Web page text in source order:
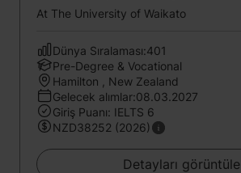
At The University of Waikato
Dünya Sıralaması:401
Pre-Degree & Vocational
Hamilton , New Zealand
Gelecek alımlar:08.03.2027
Giriş Puanı: IELTS 6
NZD38252 (2026)
Detayları görüntüle